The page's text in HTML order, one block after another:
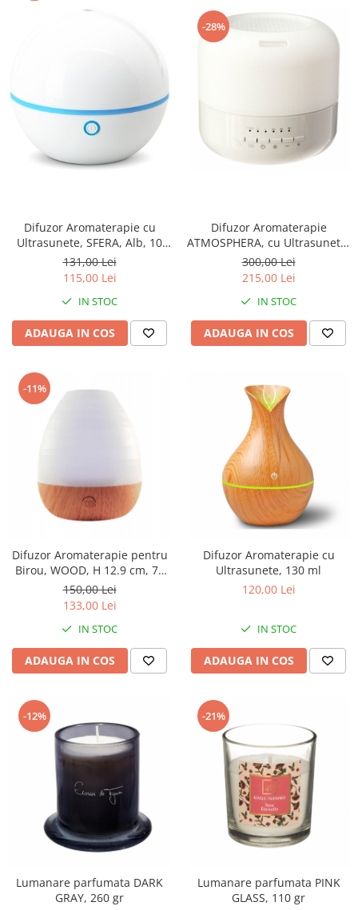
Difuzor Aromaterapie cu
Ultrasunete, SFERA, Alb, 10
cm
131,00 Lei
115,00 Lei
IN STOC
ADAUGA IN COS
-28%
Difuzor Aromaterapie
ATMOSPHERA, cu Ultrasunete,
Alb
300,00 Lei
215,00 Lei
IN STOC
ADAUGA IN COS
-11%
Difuzor Aromaterapie pentru
Birou, WOOD, H 12.9 cm, 70
ml
150,00 Lei
133,00 Lei
IN STOC
ADAUGA IN COS
Difuzor Aromaterapie cu
Ultrasunete, 130 ml
120,00 Lei
IN STOC
ADAUGA IN COS
-12%
Lumanare parfumata DARK
GRAY, 260 gr
-21%
Lumanare parfumata PINK
GLASS, 110 gr